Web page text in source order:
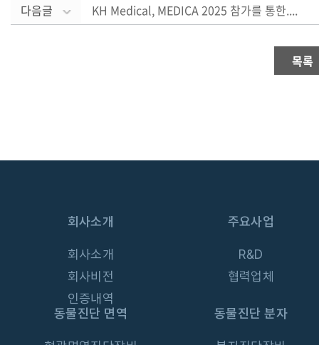
다음글
KH Medical, MEDICA 2025 참가를 통한....
목록
회사소개
회사소개
회사비전
인증내역
주요사업
R&D
협력업체
동물진단 면역 동물진단 분자